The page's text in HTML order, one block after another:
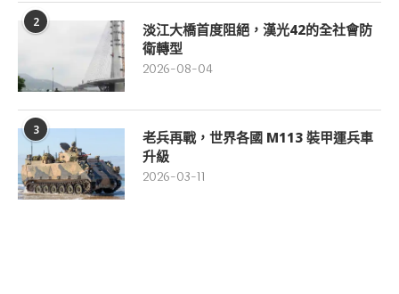
2
淡江大橋首度阻絕，漢光42的全社會防
衛轉型
2026-08-04
3
老兵再戰，世界各國 M113 裝甲運兵車
升級
2026-03-11